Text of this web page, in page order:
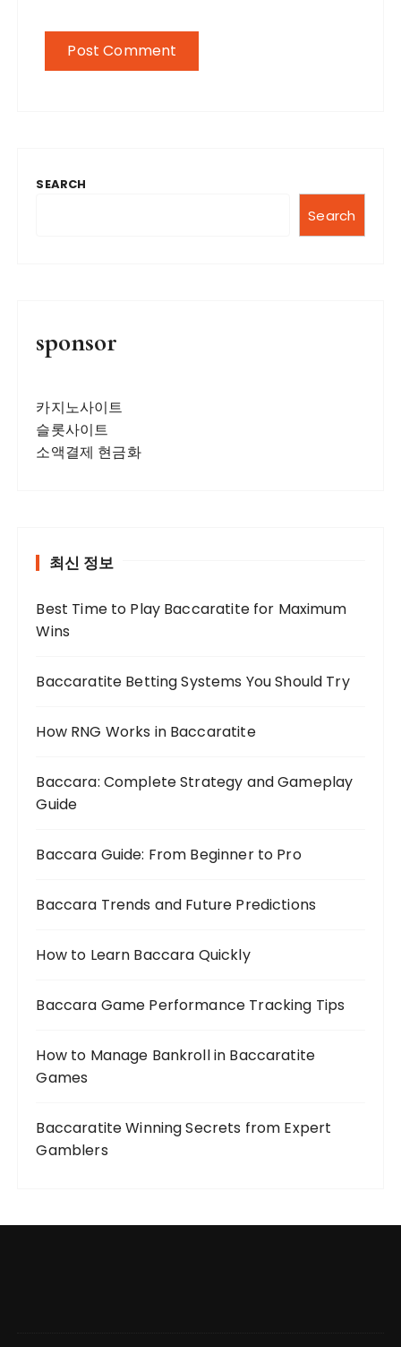
SEARCH
Search
sponsor
카지노사이트
슬롯사이트
소액결제 현금화
최신 정보
Best Time to Play Baccaratite for Maximum
Wins
Baccaratite Betting Systems You Should Try
How RNG Works in Baccaratite
Baccara: Complete Strategy and Gameplay
Guide
Baccara Guide: From Beginner to Pro
Baccara Trends and Future Predictions
How to Learn Baccara Quickly
Baccara Game Performance Tracking Tips
How to Manage Bankroll in Baccaratite
Games
Baccaratite Winning Secrets from Expert
Gamblers